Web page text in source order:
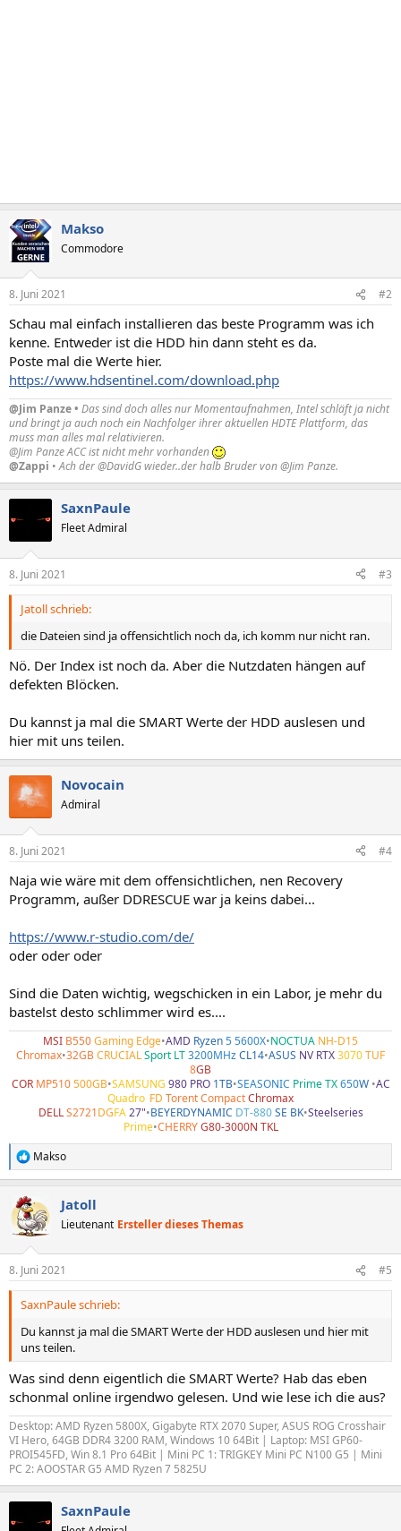
Makso
Commodore
8. Juni 2021 #2
Schau mal einfach installieren das beste Programm was ich
kenne. Entweder ist die HDD hin dann steht es da.
Poste mal die Werte hier.
https://www.hdsentinel.com/download.php
@Jim Panze • Das sind doch alles nur Momentaufnahmen, Intel schläft ja nicht
und bringt ja auch noch ein Nachfolger ihrer aktuellen HDTE Plattform, das
muss man alles mal relativieren.
@Jim Panze ACC ist nicht mehr vorhanden
@Zappi •Ach der @DavidG wieder..der halb Bruder von @Jim Panze.
SaxnPaule
Fleet Admiral
8. Juni 2021 #3
Jatoll schrieb:
die Dateien sind ja offensichtlich noch da, ich komm nur nicht ran.
Nö. Der Index ist noch da. Aber die Nutzdaten hängen auf
defekten Blöcken.
Du kannst ja mal die SMART Werte der HDD auslesen und
hier mit uns teilen.
Novocain
Admiral
8. Juni 2021 #4
Naja wie wäre mit dem offensichtlichen, nen Recovery
Programm, außer DDRESCUE war ja keins dabei...
https://www.r-studio.com/de/
oder oder oder
Sind die Daten wichtig, wegschicken in ein Labor, je mehr du
bastelst desto schlimmer wird es....
MSI B550Gaming Edge•AMD Ryzen5 5600X•NOCTUA NH-D15
Chromax•32GBCRUCIALSport LT3200MHzCL14•ASUS NV RTX3070TUF
8GB
COR MP510 500GB•SAMSUNG 980 PRO 1TB•SEASONIC Prime TX 650W•AC
Quadro FD Torent CompactChromax
DELL S2721DGFA 27"•BEYERDYNAMIC DT-880SE BK•Steelseries
Prime•CHERRY G80-3000N TKL
R
e
k
t
i
e
n
Makso
Jatoll
Lieutenant Ersteller dieses Themas
8. Juni 2021 #5
SaxnPaule schrieb:
Du kannst ja mal die SMART Werte der HDD auslesen und hier mit
uns teilen.
Was sind denn eigentlich die SMART Werte? Hab das eben
schonmal online irgendwo gelesen. Und wie lese ich die aus?
Desktop: AMD Ryzen 5800X, Gigabyte RTX 2070 Super, ASUS ROG Crosshair
VI Hero, 64GB DDR4 3200 RAM, Windows 10 64Bit | Laptop: MSI GP60-
PROI545FD, Win 8.1 Pro 64Bit | Mini PC 1: TRIGKEY Mini PC N100 G5 | Mini
PC 2: AOOSTAR G5 AMD Ryzen 7 5825U
SaxnPaule